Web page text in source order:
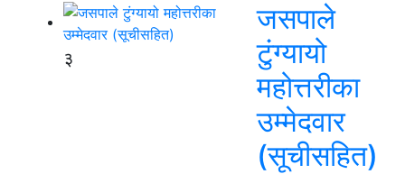
३
जसपाले
टुंग्यायो
महोत्तरीका
उम्मेदवार
(सूचीसहित)